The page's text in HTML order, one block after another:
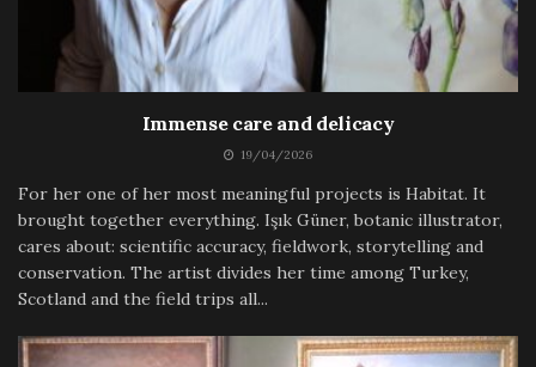
Immense care and delicacy
19/04/2026
For her one of her most meaningful projects is Habitat. It
brought together everything. Işık Güner, botanic illustrator,
cares about: scientific accuracy, fieldwork, storytelling and
conservation. The artist divides her time among Turkey,
Scotland and the field trips all...